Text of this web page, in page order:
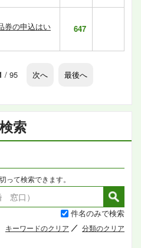
索
って検索できます。
件名のみで検索
キーワードのクリア 分類のクリア
券の申込はい
647
/ 95 次へ 最後へ